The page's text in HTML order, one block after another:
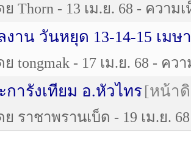
ย Thorn - 13 เม.ย. 68 - ความ
งาน วันหยุด 13-14-15 เมษ
ย tongmak - 17 เม.ย. 68 - คว
การังเทียม อ.หัวไทร [หน้า
ย ราชาพรานเบ็ด - 19 เม.ย.